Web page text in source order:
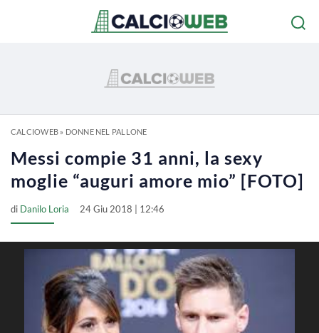
CALCIOWEB» DONNE NEL PALLONE
Messi compie 31 anni, la sexy
moglie “auguri amore mio” [FOTO]
di Danilo Loria 24 Giu 2018 | 12:46